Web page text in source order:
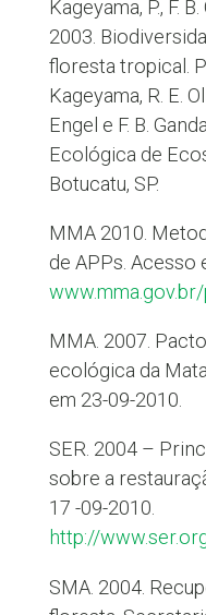
Kageyama, P., F.
2003.
floresta tropical.
Kageyama, R. E.
Engel e F. B.
Ecológica de
Botucatu, SP.
MMA 2010.
de APPs. Acesso
MMA. 2007.
ecológica da
em 23-09-2010.
SER. 2004 –
sobre a
17 -09-2010.
http://
SMA. 2004.